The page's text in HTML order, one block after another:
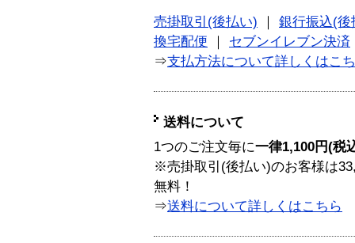
売掛取引(後払い) ｜ 銀行振込(後
換宅配便 ｜ セブンイレブン決済
⇒支払方法について詳しくはこ
送料について
1つのご注文毎に一律1,100円(税
※売掛取引(後払い)のお客様は
無料！
⇒送料について詳しくはこちら